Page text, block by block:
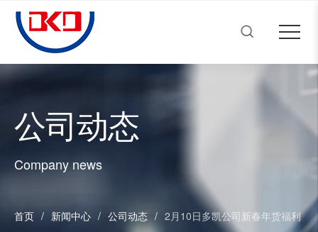
首页
Open submenu (关于多凯)
关于多凯
Open submenu (产品中心)
Open submenu (新闻中心)
新闻中心
Open submenu (联系我们)
公司动态
Company news
首页 / 新闻中心 / 公司动态 / 2月10日多凯公司新春年货福利